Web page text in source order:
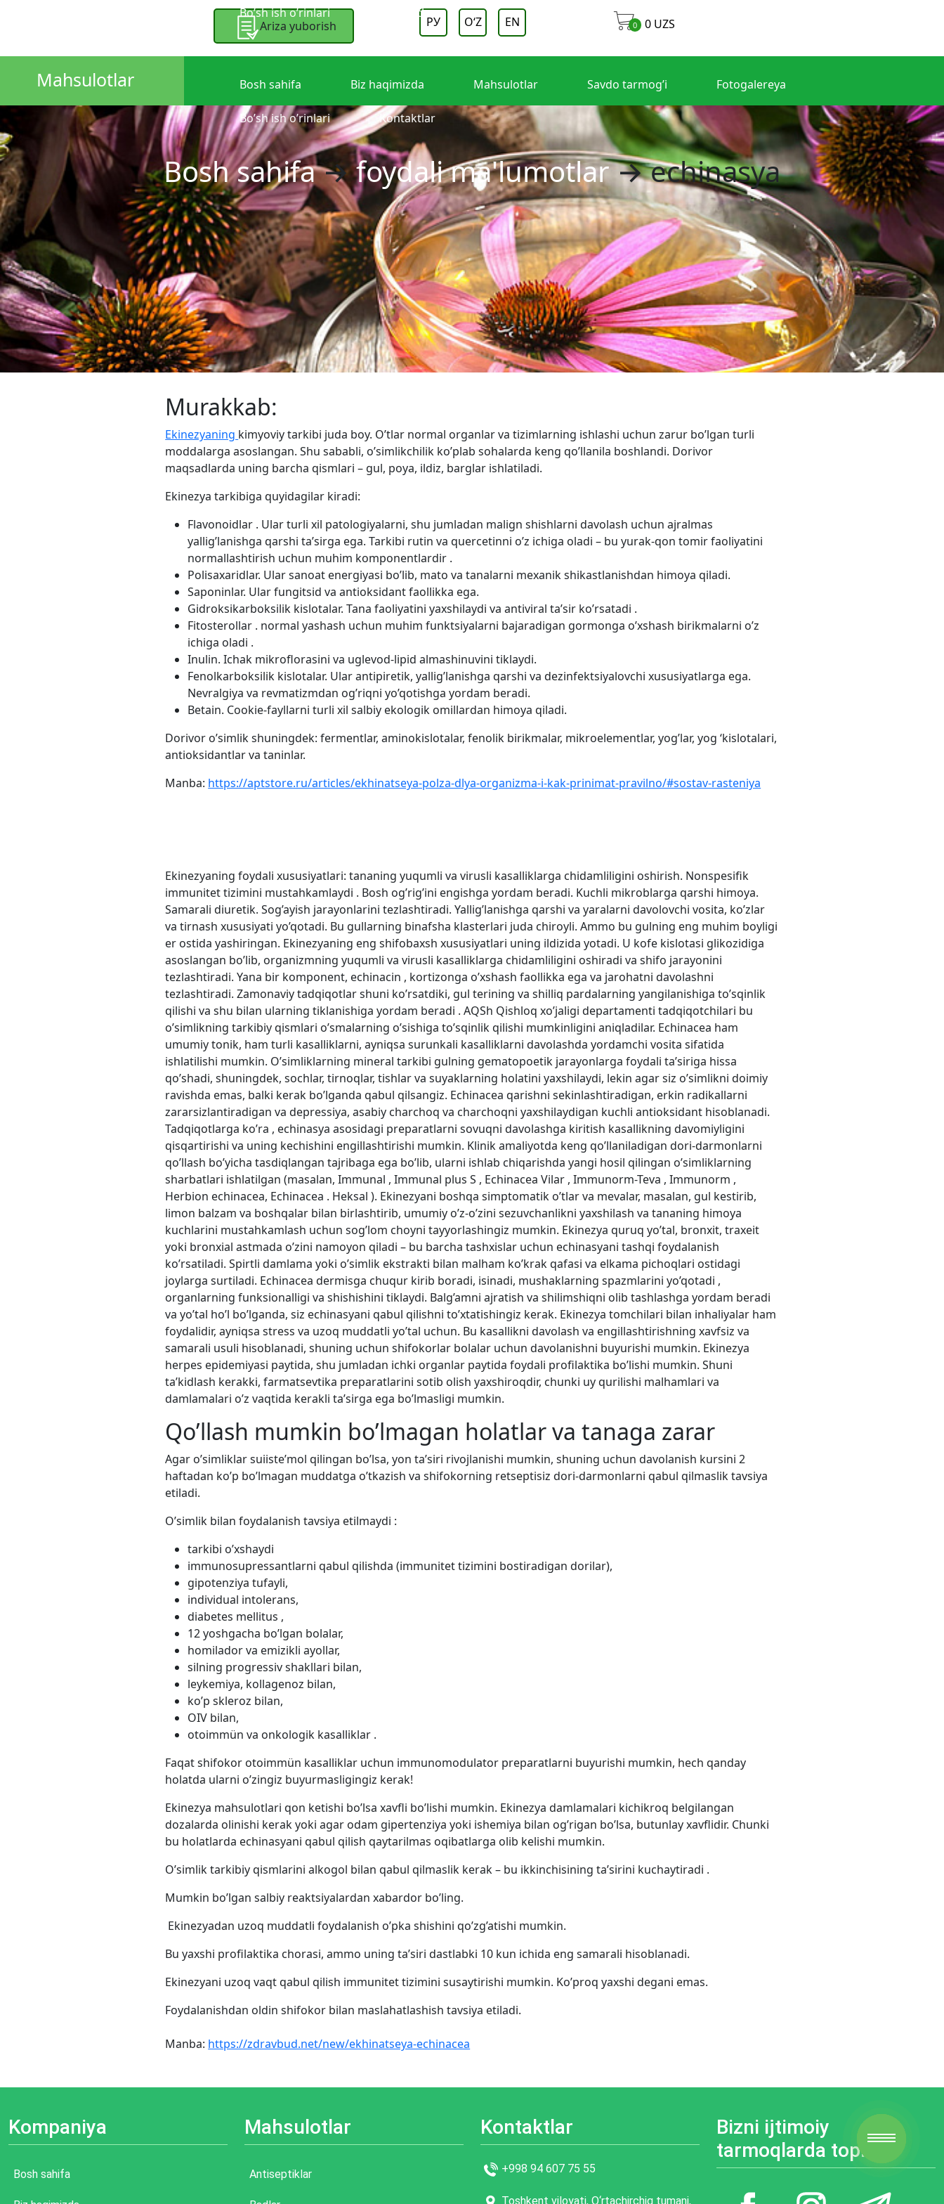
Bo’sh ish o’rinlari
Kontaktlar
Ariza yuborish
РУ OʻZ EN 0 0 UZS
Mahsulotlar Bosh sahifa Biz haqimizda Mahsulotlar Savdo tarmog’i Fotogalereya
Bo’sh ish o’rinlari Kontaktlar
Bosh sahifa→foydali ma'lumotlar→ echinasya
Murakkab:
Ekinezyaning kimyoviy tarkibi juda boy. O’tlar normal organlar va tizimlarning ishlashi uchun zarur bo’lgan turli
moddalarga asoslangan. Shu sababli, o’simlikchilik ko’plab sohalarda keng qo’llanila boshlandi. Dorivor
maqsadlarda uning barcha qismlari – gul, poya, ildiz, barglar ishlatiladi.
Ekinezya tarkibiga quyidagilar kiradi:
Flavonoidlar . Ular turli xil patologiyalarni, shu jumladan malign shishlarni davolash uchun ajralmas
yallig’lanishga qarshi ta’sirga ega. Tarkibi rutin va quercetinni o’z ichiga oladi – bu yurak-qon tomir faoliyatini
normallashtirish uchun muhim komponentlardir .
Polisaxaridlar. Ular sanoat energiyasi bo’lib, mato va tanalarni mexanik shikastlanishdan himoya qiladi.
Saponinlar. Ular fungitsid va antioksidant faollikka ega.
Gidroksikarboksilik kislotalar. Tana faoliyatini yaxshilaydi va antiviral ta’sir ko’rsatadi .
Fitosterollar . normal yashash uchun muhim funktsiyalarni bajaradigan gormonga o’xshash birikmalarni o’z
ichiga oladi .
Inulin. Ichak mikroflorasini va uglevod-lipid almashinuvini tiklaydi.
Fenolkarboksilik kislotalar. Ular antipiretik, yallig’lanishga qarshi va dezinfektsiyalovchi xususiyatlarga ega.
Nevralgiya va revmatizmdan og’riqni yo’qotishga yordam beradi.
Betain. Cookie-fayllarni turli xil salbiy ekologik omillardan himoya qiladi.
Dorivor o’simlik shuningdek: fermentlar, aminokislotalar, fenolik birikmalar, mikroelementlar, yog’lar, yog ‘kislotalari,
antioksidantlar va taninlar.
Manba: https://aptstore.ru/articles/ekhinatseya-polza-dlya-organizma-i-kak-prinimat-pravilno/#sostav-rasteniya
Ekinezyaning foydali xususiyatlari: tananing yuqumli va virusli kasalliklarga chidamliligini oshirish. Nonspesifik
immunitet tizimini mustahkamlaydi . Bosh og’rig’ini engishga yordam beradi. Kuchli mikroblarga qarshi himoya.
Samarali diuretik. Sog’ayish jarayonlarini tezlashtiradi. Yallig’lanishga qarshi va yaralarni davolovchi vosita, ko’zlar
va tirnash xususiyati yo’qotadi. Bu gullarning binafsha klasterlari juda chiroyli. Ammo bu gulning eng muhim boyligi
er ostida yashiringan. Ekinezyaning eng shifobaxsh xususiyatlari uning ildizida yotadi. U kofe kislotasi glikozidiga
asoslangan bo’lib, organizmning yuqumli va virusli kasalliklarga chidamliligini oshiradi va shifo jarayonini
tezlashtiradi. Yana bir komponent, echinacin , kortizonga o’xshash faollikka ega va jarohatni davolashni
tezlashtiradi. Zamonaviy tadqiqotlar shuni ko’rsatdiki, gul terining va shilliq pardalarning yangilanishiga to’sqinlik
qilishi va shu bilan ularning tiklanishiga yordam beradi . AQSh Qishloq xo’jaligi departamenti tadqiqotchilari bu
o’simlikning tarkibiy qismlari o’smalarning o’sishiga to’sqinlik qilishi mumkinligini aniqladilar. Echinacea ham
umumiy tonik, ham turli kasalliklarni, ayniqsa surunkali kasalliklarni davolashda yordamchi vosita sifatida
ishlatilishi mumkin. O’simliklarning mineral tarkibi gulning gematopoetik jarayonlarga foydali ta’siriga hissa
qo’shadi, shuningdek, sochlar, tirnoqlar, tishlar va suyaklarning holatini yaxshilaydi, lekin agar siz o’simlikni doimiy
ravishda emas, balki kerak bo’lganda qabul qilsangiz. Echinacea qarishni sekinlashtiradigan, erkin radikallarni
zararsizlantiradigan va depressiya, asabiy charchoq va charchoqni yaxshilaydigan kuchli antioksidant hisoblanadi.
Tadqiqotlarga ko’ra , echinasya asosidagi preparatlarni sovuqni davolashga kiritish kasallikning davomiyligini
qisqartirishi va uning kechishini engillashtirishi mumkin. Klinik amaliyotda keng qo’llaniladigan dori-darmonlarni
qo’llash bo’yicha tasdiqlangan tajribaga ega bo’lib, ularni ishlab chiqarishda yangi hosil qilingan o’simliklarning
sharbatlari ishlatilgan (masalan, Immunal , Immunal plus S , Echinacea Vilar , Immunorm-Teva , Immunorm ,
Herbion echinacea, Echinacea . Heksal ). Ekinezyani boshqa simptomatik o’tlar va mevalar, masalan, gul kestirib,
limon balzam va boshqalar bilan birlashtirib, umumiy o’z-o’zini sezuvchanlikni yaxshilash va tananing himoya
kuchlarini mustahkamlash uchun sog’lom choyni tayyorlashingiz mumkin. Ekinezya quruq yo’tal, bronxit, traxeit
yoki bronxial astmada o’zini namoyon qiladi – bu barcha tashxislar uchun echinasyani tashqi foydalanish
ko’rsatiladi. Spirtli damlama yoki o’simlik ekstrakti bilan malham ko’krak qafasi va elkama pichoqlari ostidagi
joylarga surtiladi. Echinacea dermisga chuqur kirib boradi, isinadi, mushaklarning spazmlarini yo’qotadi ,
organlarning funksionalligi va shishishini tiklaydi. Balg’amni ajratish va shilimshiqni olib tashlashga yordam beradi
va yo’tal ho’l bo’lganda, siz echinasyani qabul qilishni to’xtatishingiz kerak. Ekinezya tomchilari bilan inhaliyalar ham
foydalidir, ayniqsa stress va uzoq muddatli yo’tal uchun. Bu kasallikni davolash va engillashtirishning xavfsiz va
samarali usuli hisoblanadi, shuning uchun shifokorlar bolalar uchun davolanishni buyurishi mumkin. Ekinezya
herpes epidemiyasi paytida, shu jumladan ichki organlar paytida foydali profilaktika bo’lishi mumkin. Shuni
ta’kidlash kerakki, farmatsevtika preparatlarini sotib olish yaxshiroqdir, chunki uy qurilishi malhamlari va
damlamalari o’z vaqtida kerakli ta’sirga ega bo’lmasligi mumkin.
Qo’llash mumkin bo’lmagan holatlar va tanaga zarar
Agar o’simliklar suiiste’mol qilingan bo’lsa, yon ta’siri rivojlanishi mumkin, shuning uchun davolanish kursini 2
haftadan ko’p bo’lmagan muddatga o’tkazish va shifokorning retseptisiz dori-darmonlarni qabul qilmaslik tavsiya
etiladi.
O’simlik bilan foydalanish tavsiya etilmaydi :
tarkibi o’xshaydi
immunosupressantlarni qabul qilishda (immunitet tizimini bostiradigan dorilar),
gipotenziya tufayli,
individual intolerans,
diabetes mellitus ,
12 yoshgacha bo’lgan bolalar,
homilador va emizikli ayollar,
silning progressiv shakllari bilan,
leykemiya, kollagenoz bilan,
ko’p skleroz bilan,
OIV bilan,
otoimmün va onkologik kasalliklar .
Faqat shifokor otoimmün kasalliklar uchun immunomodulator preparatlarni buyurishi mumkin, hech qanday
holatda ularni o’zingiz buyurmasligingiz kerak!
Ekinezya mahsulotlari qon ketishi bo’lsa xavfli bo’lishi mumkin. Ekinezya damlamalari kichikroq belgilangan
dozalarda olinishi kerak yoki agar odam gipertenziya yoki ishemiya bilan og’rigan bo’lsa, butunlay xavflidir. Chunki
bu holatlarda echinasyani qabul qilish qaytarilmas oqibatlarga olib kelishi mumkin.
O’simlik tarkibiy qismlarini alkogol bilan qabul qilmaslik kerak – bu ikkinchisining ta’sirini kuchaytiradi .
Mumkin bo’lgan salbiy reaktsiyalardan xabardor bo’ling.
Ekinezyadan uzoq muddatli foydalanish o’pka shishini qo’zg’atishi mumkin.
Bu yaxshi profilaktika chorasi, ammo uning ta’siri dastlabki 10 kun ichida eng samarali hisoblanadi.
Ekinezyani uzoq vaqt qabul qilish immunitet tizimini susaytirishi mumkin. Ko’proq yaxshi degani emas.
Foydalanishdan oldin shifokor bilan maslahatlashish tavsiya etiladi.
Manba: https://zdravbud.net/new/ekhinatseya-echinacea
Kompaniya
Bosh sahifa
Mahsulotlar
Antiseptiklar
Kontaktlar
+998 94 607 75 55
Toshkent viloyati, O‘rtachirchiq tumani,
Bizni ijtimoiy
tarmoqlarda toping